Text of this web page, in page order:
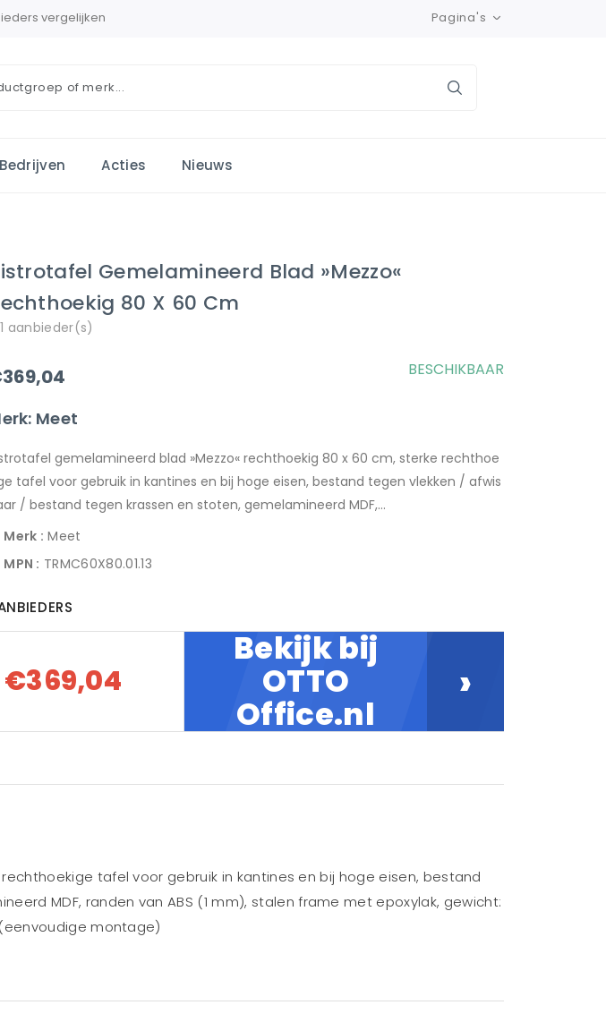
vergelijken Pagina's
Bedrijven Acties Nieuws
Gemelamineerd Blad »Mezzo«
80 X 60 Cm
1 aanbieder(s)
Meet
BESCHIKBAAR
gemelamineerd blad »Mezzo« rechthoekig 80 x 60 cm, sterke rechthoe
tafel voor gebruik in kantines en bij hoge eisen, bestand tegen vlekken / afwis
/ bestand tegen krassen en stoten, gemelamineerd MDF,...
Merk : Meet
MPN : TRMC60X80.01.13
€369,04
Bekijk bij
OTTO
Office.nl
›
tafel voor gebruik in kantines en bij hoge eisen, bestand
MDF, randen van ABS (1 mm), stalen frame met epoxylak, gewicht:
montage)